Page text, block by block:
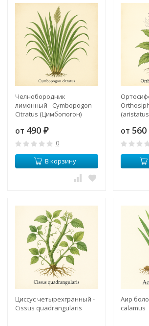
Челнобородник
лимонный - Cymbopogon
Citratus (Цимбопогон)
от 490 ₽
0
В корзину
от 560
Циссус четырехгранный -
Cissus quadrangularis
Аир
calamus